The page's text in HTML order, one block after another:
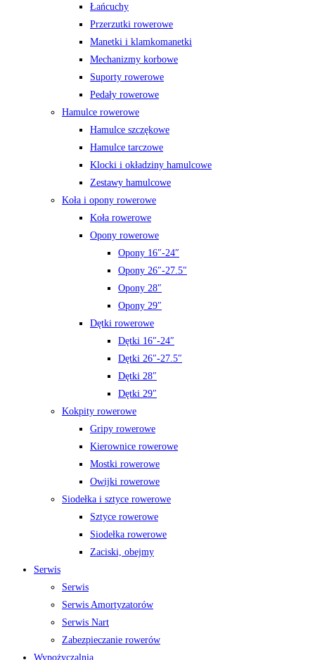
Łańcuchy
Przerzutki rowerowe
Manetki i klamkomanetki
Mechanizmy korbowe
Suporty rowerowe
Pedały rowerowe
Hamulce rowerowe
Hamulce szczękowe
Hamulce tarczowe
Klocki i okładziny hamulcowe
Zestawy hamulcowe
Koła i opony rowerowe
Koła rowerowe
Opony rowerowe
Opony 16″-24″
Opony 26″-27.5″
Opony 28″
Opony 29″
Dętki rowerowe
Dętki 16″-24″
Dętki 26″-27.5″
Dętki 28″
Dętki 29″
Kokpity rowerowe
Gripy rowerowe
Kierownice rowerowe
Mostki rowerowe
Owijki rowerowe
Siodełka i sztyce rowerowe
Sztyce rowerowe
Siodełka rowerowe
Zaciski, obejmy
Serwis
Serwis
Serwis Amortyzatorów
Serwis Nart
Zabezpieczanie rowerów
Wypożyczalnia